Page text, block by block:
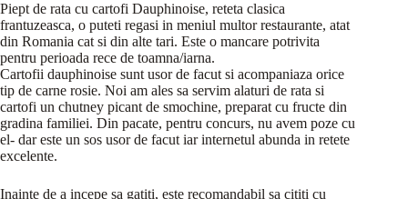
Piept de rata cu cartofi Dauphinoise, reteta clasica
frantuzeasca, o puteti regasi in meniul multor restaurante, atat
din Romania cat si din alte tari. Este o mancare potrivita
pentru perioada rece de toamna/iarna.
Cartofii dauphinoise sunt usor de facut si acompaniaza orice
tip de carne rosie. Noi am ales sa servim alaturi de rata si
cartofi un chutney picant de smochine, preparat cu fructe din
gradina familiei. Din pacate, pentru concurs, nu avem poze cu
el- dar este un sos usor de facut iar internetul abunda in retete
excelente.
Inainte de a incepe sa gatiti, este recomandabil sa cititi cu